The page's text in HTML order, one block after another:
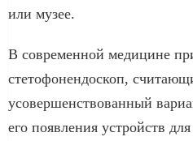
или музее.
В современной медицине
стетофонендоскоп,
усовершенствованный
его появления устройств